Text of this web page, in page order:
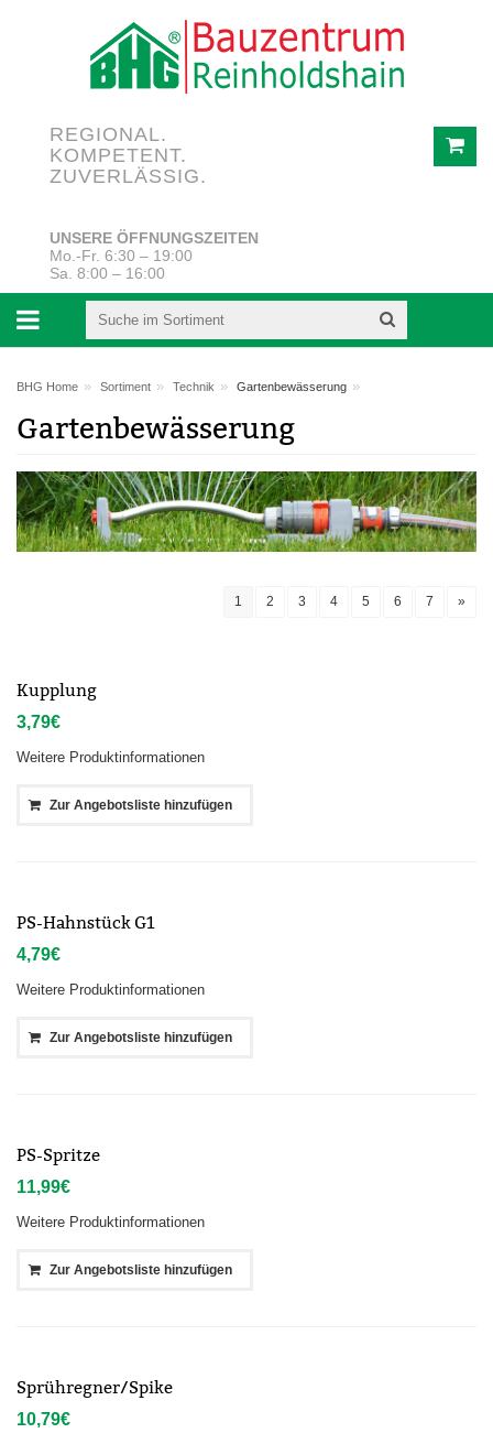
REGIONAL.
KOMPETENT.
ZUVERLÄSSIG.
UNSERE ÖFFNUNGSZEITEN
Mo.-Fr. 6:30 – 19:00
Sa. 8:00 – 16:00
BHG Home » Sortiment » Technik » Gartenbewässerung »
Gartenbewässerung
1 2 3 4 5 6 7 »
Kupplung
3,79€
Weitere Produktinformationen
Zur Angebotsliste hinzufügen
PS-Hahnstück G1
4,79€
Weitere Produktinformationen
Zur Angebotsliste hinzufügen
PS-Spritze
11,99€
Weitere Produktinformationen
Zur Angebotsliste hinzufügen
Sprühregner/Spike
10,79€